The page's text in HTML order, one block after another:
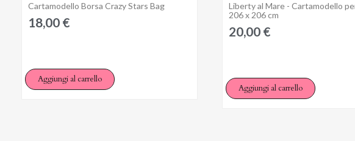
Anteprima
Cartamodello Borsa Crazy Stars Bag
18,00 €
Aggiungi al carrello
Anteprima
Liberty al Mare - Cartamodello
206 x 206 cm
20,00 €
Aggiungi al carrello